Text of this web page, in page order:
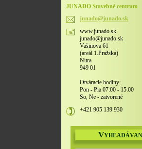
JUNADO Stavebné centrum
junado@junado.sk
www.junado.sk
junado@junado.sk
Vašinova 61
(areál 1.Pražská)
Nitra
949 01
Otváracie hodiny:
Pon - Pia 07:00 - 15:00
So, Ne - zatvorené
+421 905 139 930
V